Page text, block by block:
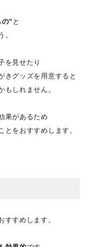
” と
。
を見せたり
きグッズを用意すると
もしれません。
果があるため
とをおすすめします。
すすめします。